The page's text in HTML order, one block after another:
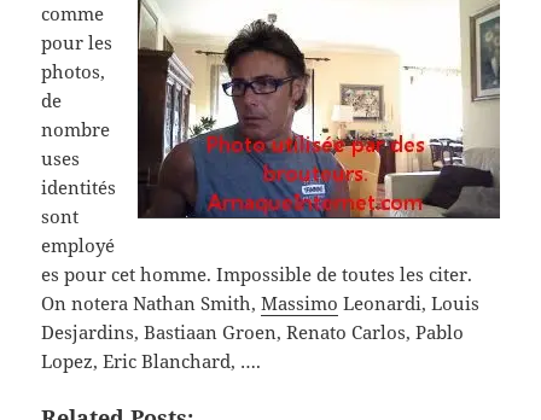
comme
pour les
photos,
de
nombre
uses
identités
sont
employé
es pour cet homme. Impossible de toutes les citer.
On notera Nathan Smith,Massimo Leonardi, Louis
Desjardins, Bastiaan Groen, Renato Carlos, Pablo
Lopez, Eric Blanchard, ….